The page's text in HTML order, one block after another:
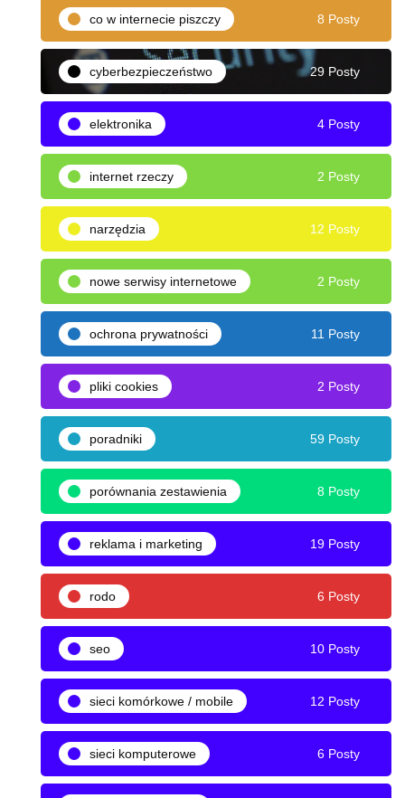
co w internecie piszczy 8 Posty
cyberbezpieczeństwo 29 Posty
elektronika 4 Posty
internet rzeczy 2 Posty
narzędzia 12 Posty
nowe serwisy internetowe 2 Posty
ochrona prywatności 11 Posty
pliki cookies 2 Posty
poradniki 59 Posty
porównania zestawienia 8 Posty
reklama i marketing 19 Posty
rodo 6 Posty
seo 10 Posty
sieci komórkowe / mobile 12 Posty
sieci komputerowe 6 Posty